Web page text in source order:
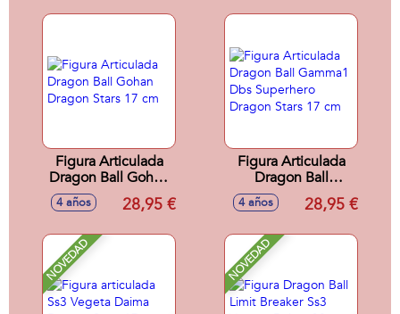
Figura Articulada
Dragon Ball Gohan
Dragon Stars 17 cm
4 años 28,95 €
Figura Articulada
Dragon Ball
Gamma1 Dbs
Superhero Dragon
4 años 28,95 €
NOVEDAD NOVEDAD